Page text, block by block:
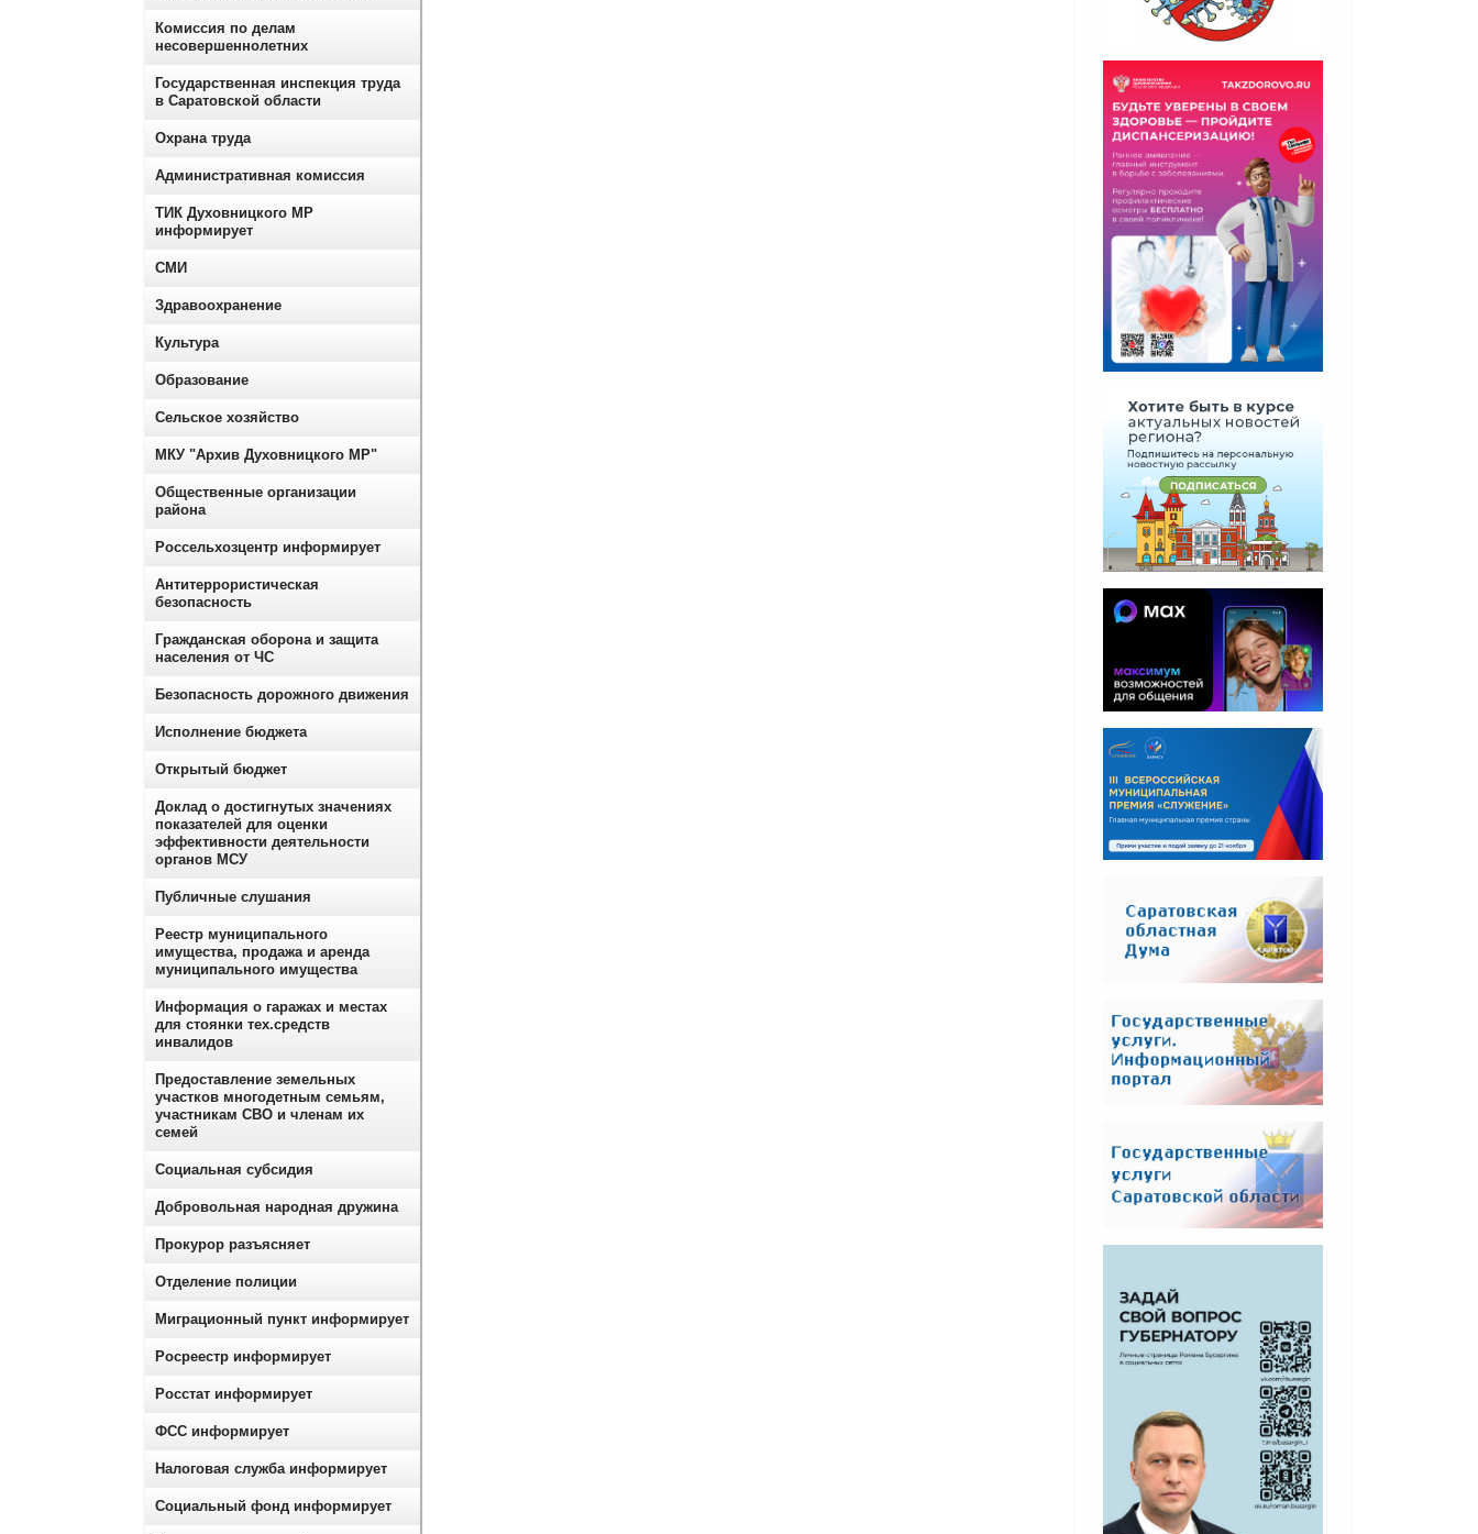
Комиссия по делам
несовершеннолетних
Государственная инспекция труда
в Саратовской области
Охрана труда
Административная комиссия
ТИК Духовницкого МР
информирует
СМИ
Здравоохранение
Культура
Образование
Сельское хозяйство
МКУ "Архив Духовницкого МР"
Общественные организации
района
Россельхозцентр информирует
Антитеррористическая
безопасность
Гражданская оборона и защита
населения от ЧС
Безопасность дорожного движения
Исполнение бюджета
Открытый бюджет
Доклад о достигнутых значениях
показателей для оценки
эффективности деятельности
органов МСУ
Публичные слушания
Реестр муниципального
имущества, продажа и аренда
муниципального имущества
Информация о гаражах и местах
для стоянки тех.средств
инвалидов
Предоставление земельных
участков многодетным семьям,
участникам СВО и членам их
семей
Социальная субсидия
Добровольная народная дружина
Прокурор разъясняет
Отделение полиции
Миграционный пункт информирует
Росреестр информирует
Росстат информирует
ФСС информирует
Налоговая служба информирует
Социальный фонд информирует